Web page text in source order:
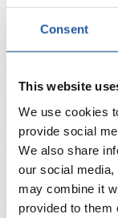
Consent
This website
We use cookies
provide social
We also share
our social
may combine it
provided to them
Hier finden Sie
haben Zugriff auf
Wettkämpfen.
beantragen, die
>> Weiter
Für
Hier können Sie
aktuelle Regelwerk